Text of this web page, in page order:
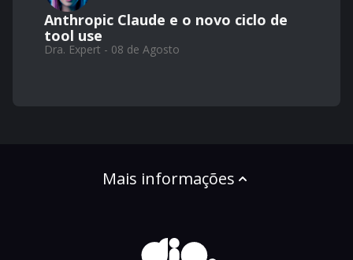
Anthropic Claude e o novo ciclo de
tool use
Dra. Expert - 08 de Agosto
Mais informações